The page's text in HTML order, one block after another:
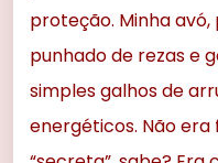
proteção. Minha
punhado de rezas e
simples galhos de
energéticos. Não